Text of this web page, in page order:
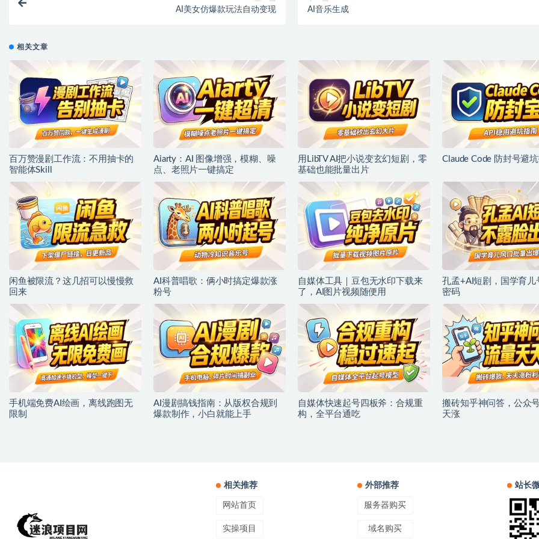
AI美女仿爆款玩法自动变现 AI音乐生成
相关文章
百万赞漫剧工作流：不用抽卡的
智能体Skill
Aiarty：AI 图像增强，模糊、噪
点、老照片一键搞定
用LibTV AI把小说变玄幻短剧，零
基础也能批量出片
Claude Code 防封号避
闲鱼被限流？这几招可以慢慢救
回来
AI科普唱歌：俩小时搞定爆款涨
粉号
自媒体工具｜豆包无水印下载来
了，AI图片视频随便用
孔孟+AI短剧，国学育儿
密码
手机端免费AI绘画，离线跑图无
限制
AI漫剧搞钱指南：从版权合规到
爆款制作，小白就能上手
自媒体快速起号四板斧：合规重
构，全平台通吃
搬砖知乎神问答，公众
天涨
相关推荐
网站首页
实操项目
外部推荐
服务器购买
域名购买
站长